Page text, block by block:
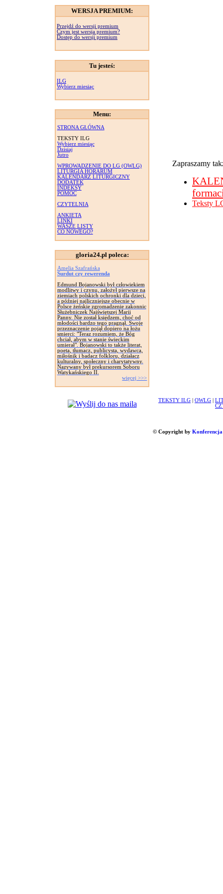
WERSJA PREMIUM:
Przejdź do wersji premium
Czym jest wersja premium?
Dostęp do wersji premium
Tu jesteś:
ILG
Wybierz miesiąc
Menu:
STRONA GŁÓWNA
TEKSTY ILG
Wybierz miesiąc
Dzisiaj
Jutro
WPROWADZENIE DO LG (OWLG)
LITURGIA HORARUM
KALENDARZ LITURGICZNY
DODATEK
INDEKSY
POMOC
CZYTELNIA
ANKIETA
LINKI
WASZE LISTY
CO NOWEGO?
gloria24.pl poleca:
Amelia Szafrańska
Surdut czy rewerenda
Edmund Bojanowski był człowiekiem
modlitwy i czynu, założył pierwsze na
ziemiach polskich ochronki dla dzieci,
a później najliczniejsze obecnie w
Polsce żeńskie zgromadzenie zakonnic
Służebniczek Najświętszej Marii
Panny. Nie został księdzem, choć od
młodości bardzo tego pragnął. Swoje
przeznaczenie pojął dopiero na łożu
smierci: "Teraz rozumiem, że Bóg
chciał, abym w stanie świeckim
umierał". Bojanowski to także literat,
poeta, tłumacz, publicysta, wydawca,
miłośnik i badacz folkloru, działacz
kulturalny, społeczny i charytatywny.
Nazywany był prekursorem Soboru
Watykańskiego II.
więcej >>>
Zapraszamy
Teksty
TEKSTY ILG OWLG
© Copyright by Konferencja